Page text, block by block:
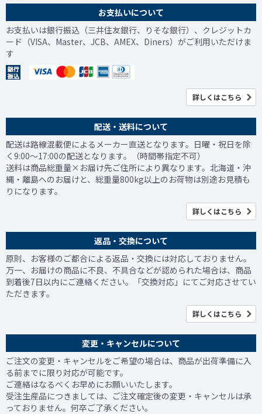
お支払いについて
お支払いは銀行振込（三井住友銀行、りそな銀行）、クレジットカ
ード（VISA、Master、JCB、AMEX、Diners）がご利用いただけま
す
詳しくはこちら
配送・送料について
配送は路線混載便によるメーカー直送となります。日曜・祝日を除
く9:00～17:00の配送となります。（時間帯指定不可）
送料は商品総重量×お届け先ご住所により異なります。北海道・沖
縄・離島へのお届けと、総重量800kg以上のお荷物は別途お見積も
りになります。
詳しくはこちら
返品・交換について
原則、お客様のご都合による返品・交換には対応しておりません。
万一、お届けの商品に不良、不具合などが認められた場合は、商品
到着後7日以内にご連絡ください。「交換対応」にてご対応させてい
ただきます。
詳しくはこちら
変更・キャンセルについて
ご注文の変更・キャンセルをご希望の場合は、商品が出荷準備に入
る前までに限り対応が可能です。
ご連絡はなるべくお早めにお願いいたします。
受注生産品につきましては、ご注文確定後の変更・キャンセルは承
っておりません。何卒ご了承ください。